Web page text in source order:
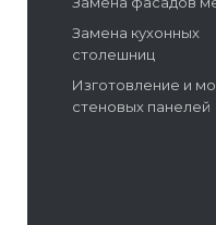
Замена кухонных
столешниц
Изготовление и
стеновых панелей